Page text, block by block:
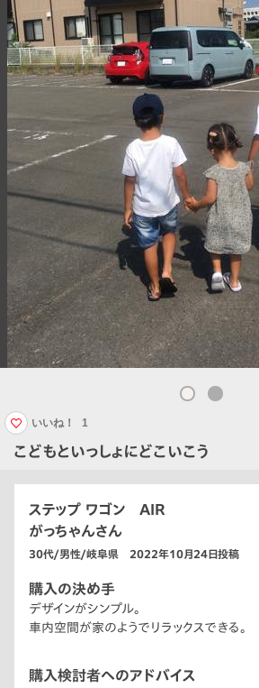
こどもといっしょにどこいこう
いいね！ 1
ステップ ワゴン AIR
がっちゃんさん
30代/男性/岐阜県 2022年10月24日投稿
購入の決め手
デザインがシンプル。
車内空間が家のようでリラックスできる。
購入検討者へのアドバイス